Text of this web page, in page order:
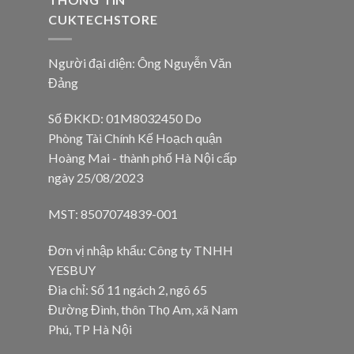
CUKTECHSTORE
Người đại diện: Ông Nguyễn Văn
Đảng
Số ĐKKD: 01M8032450 Do
Phòng Tài Chính Kế Hoạch quận
Hoàng Mai - thành phố Hà Nội cấp
ngày 25/08/2023
MST: 8507074839-001
Đơn vị nhập khẩu: Công ty TNHH
YESBUY
Đia chỉ: Số 11 ngách 2, ngõ 65
Đường Đình, thôn Thọ Am, xã Nam
Phú, TP Hà Nội